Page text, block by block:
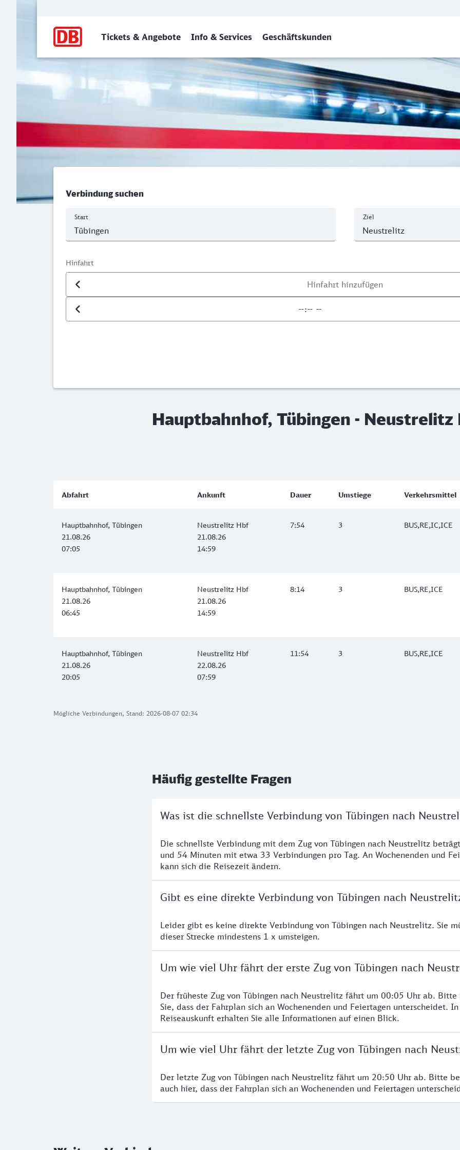
Tickets & Angebote Info & Services Geschäftskunden
Hauptbahnhof, Tübingen - Neustrelitz Hbf
Verbindung suchen
Start Ziel
Hinfahrt
Datum der Hinfahrt
Uhrzeit der Hinfahrt
Hauptbahnhof, Tübingen - Neustrelitz
Mögliche Verbindungen, Stand: 2026-08-07 02:34
Abfahrt Ankunft Dauer Umstiege Verkehrsmittel
Hauptbahnhof, Tübingen
21.08.26
07:05
Neustrelitz Hbf
21.08.26
14:59
7:54 3 BUS,RE,IC,ICE
Hauptbahnhof, Tübingen
21.08.26
06:45
Neustrelitz Hbf
21.08.26
14:59
8:14 3 BUS,RE,ICE
Hauptbahnhof, Tübingen
21.08.26
20:05
Neustrelitz Hbf
22.08.26
07:59
11:54 3 BUS,RE,ICE
Häufig gestellte Fragen
Was ist die schnellste Verbindung von Tübingen nach
Die schnellste Verbindung mit dem Zug von Tübingen nach Neustrelitz
und 54 Minuten mit etwa 33 Verbindungen pro Tag. An Wochenenden und
kann sich die Reisezeit ändern.
Gibt es eine direkte Verbindung von Tübingen nach
Leider gibt es keine direkte Verbindung von Tübingen nach Neustrelitz. Sie
dieser Strecke mindestens 1 x umsteigen.
Um wie viel Uhr fährt der erste Zug von Tübingen nach
Der früheste Zug von Tübingen nach Neustrelitz fährt um 00:05 Uhr ab. Bitte
Sie, dass der Fahrplan sich an Wochenenden und Feiertagen unterscheidet.
Reiseauskunft erhalten Sie alle Informationen auf einen Blick.
Um wie viel Uhr fährt der letzte Zug von Tübingen nach
Der letzte Zug von Tübingen nach Neustrelitz fährt um 20:50 Uhr ab. Bitte
auch hier, dass der Fahrplan sich an Wochenenden und Feiertagen